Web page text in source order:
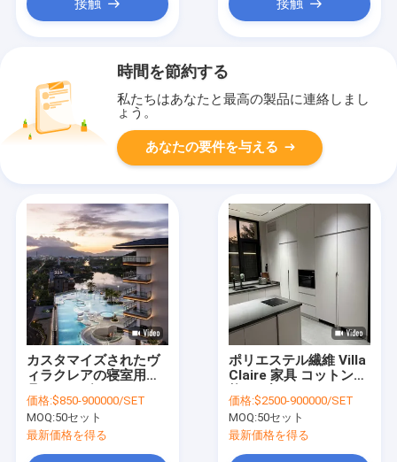
接触 接触
時間を節約する
私たちはあなたと最高の製品に連絡しまし
ょう。
あなたの要件を与える
カスタマイズされたヴ
ィラクレアの寝室用家
アパート用ソファソリ
ューション
価格:$850-900000/SET
MOQ:50セット
最新価格を得る
ポリエステル繊維 Villa
Claire 家具 コットン混
ーソファ 防水
価格:$2500-900000/SET
MOQ:50セット
最新価格を得る